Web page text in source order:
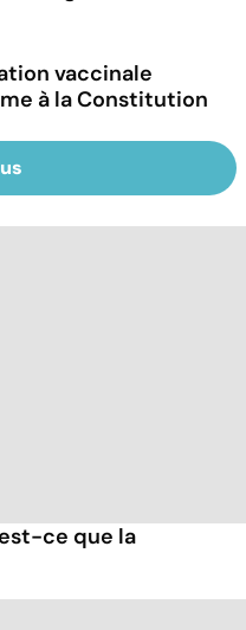
vaccinale
à la Constitution
ce que la